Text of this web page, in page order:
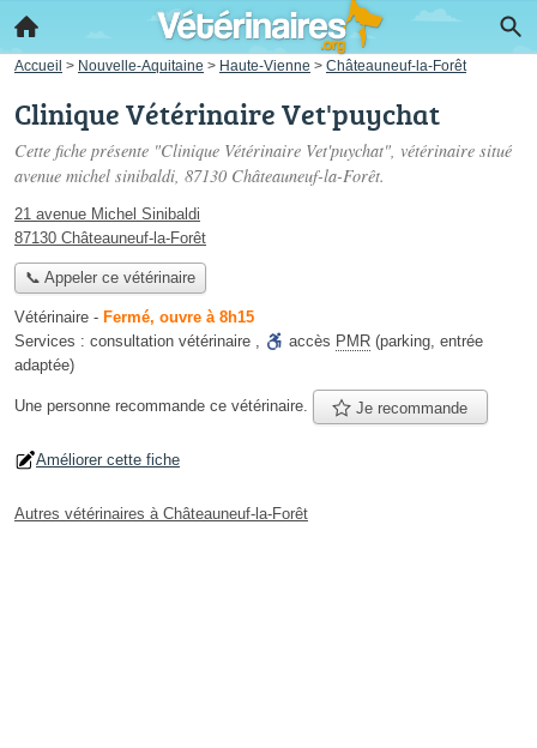
Accueil > Nouvelle-Aquitaine > Haute-Vienne > Châteauneuf-la-Forêt
Clinique Vétérinaire Vet'puychat
Cette fiche présente "Clinique Vétérinaire Vet'puychat", vétérinaire situé
avenue michel sinibaldi, 87130 Châteauneuf-la-Forêt.
21 avenue Michel Sinibaldi
87130 Châteauneuf-la-Forêt
📞 Appeler ce vétérinaire
Vétérinaire - Fermé, ouvre à 8h15
Services : consultation vétérinaire , accès PMR (parking, entrée
adaptée)
Une personne recommande ce vétérinaire. Je recommande
Améliorer cette fiche
Autres vétérinaires à Châteauneuf-la-Forêt